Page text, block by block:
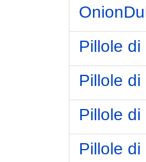
Pillole
Pillole
Pillole
Pillole